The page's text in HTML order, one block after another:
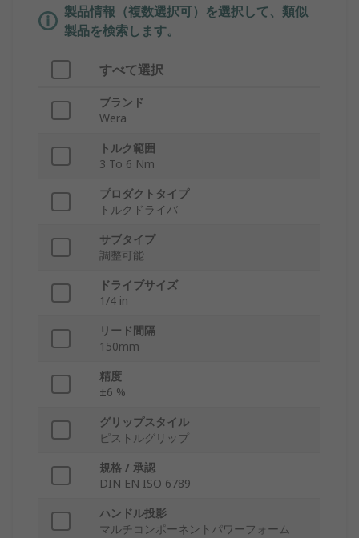
製品情報（複数選択可）を選択して、類似
製品を検索します。
すべて選択
ブランド
Wera
トルク範囲
3 To 6 Nm
プロダクトタイプ
トルクドライバ
サブタイプ
調整可能
ドライブサイズ
1/4 in
リード間隔
150mm
精度
±6 %
グリップスタイル
ピストルグリップ
規格 / 承認
DIN EN ISO 6789
ハンドル投影
マルチコンポーネントパワーフォーム